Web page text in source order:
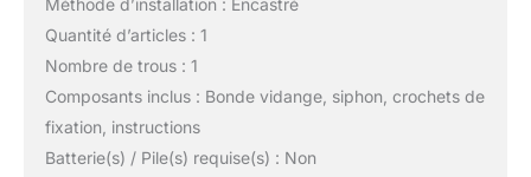
Méthode d’installation : Encastré
Quantité d’articles : 1
Nombre de trous : 1
Composants inclus : Bonde vidange, siphon, crochets de
fixation, instructions
Batterie(s) / Pile(s) requise(s) : Non